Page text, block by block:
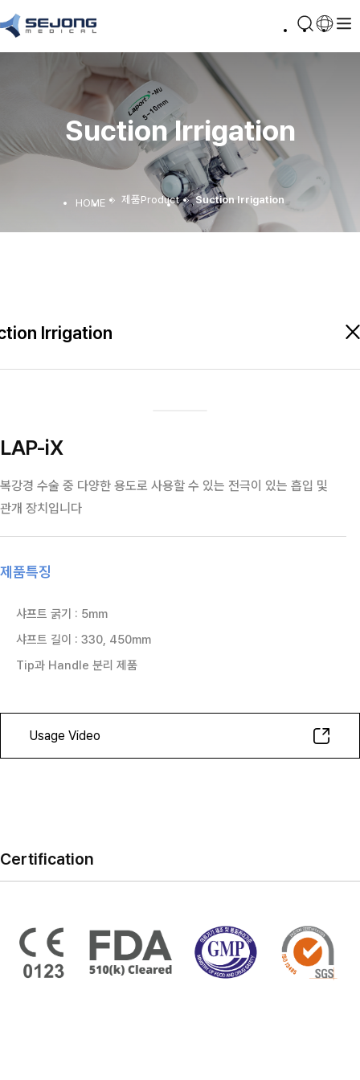
Suction Irrigation
제품Product Suction Irrigation
Irrigation
LAP-iX
복강경 수술 중 다양한 용도로 사용할 수 있는 전극이 있는 흡입 및
관개 장치입니다
제품특징
샤프트 굵기 : 5mm
샤프트 길이 : 330, 450mm
Tip과 Handle 분리 제품
Usage Video
Certification